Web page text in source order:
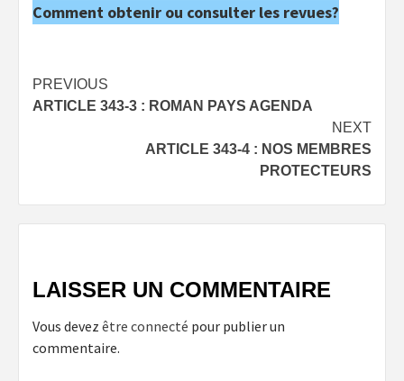
Comment obtenir ou consulter les revues?
Post
navigation
PREVIOUS
ARTICLE 343-3 : ROMAN PAYS AGENDA
NEXT
ARTICLE 343-4 : NOS MEMBRES
PROTECTEURS
LAISSER UN COMMENTAIRE
Vous devez être connecté pour publier un
commentaire.